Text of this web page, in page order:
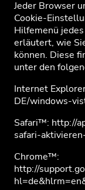
Jeder Browser
Cookie-
Hilfemenü
erläutert, wie
können. Diese
unter den
Internet
DE/windows-
Safari™: http://
safari-
Chrome™:
http://